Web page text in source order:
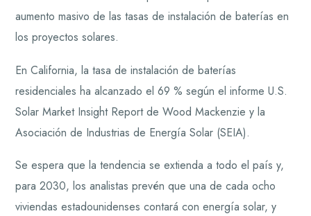
aumento masivo de las tasas de instalación de baterías en
los proyectos solares.
En California, la tasa de instalación de baterías
residenciales ha alcanzado el 69 % según el informe U.S.
Solar Market Insight Report de Wood Mackenzie y la
Asociación de Industrias de Energía Solar (SEIA).
Se espera que la tendencia se extienda a todo el país y,
para 2030, los analistas prevén que una de cada ocho
viviendas estadounidenses contará con energía solar, y